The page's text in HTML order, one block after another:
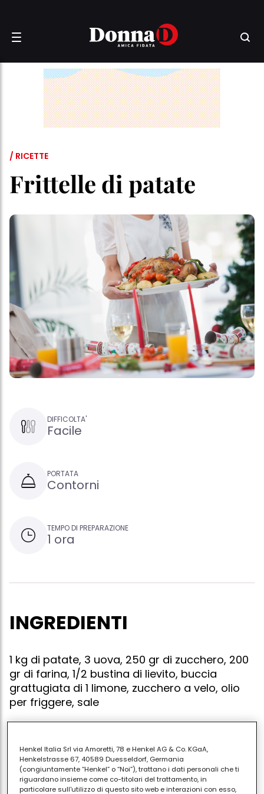
/ RICETTE
Frittelle di patate
DIFFICOLTA'
Facile
PORTATA
Contorni
TEMPO DI PREPARAZIONE
1 ora
INGREDIENTI
1 kg di patate, 3 uova, 250 gr di zucchero, 200
gr di farina, 1/2 bustina di lievito, buccia
grattugiata di 1 limone, zucchero a velo, olio
per friggere, sale
Preparare una purea con le patate lessate e farla
raffreddare. incorporarvi le uova, lo zucchero, la
farina, la buccia del limone, un pizzico di sale e il
Henkel Italia Srl via Amoretti, 78 e Henkel AG & Co. KGaA,
Henkelstrasse 67, 40589 Duesseldorf, Germania
(congiuntamente “Henkel” o “Noi”), trattano i dati personali che ti
riguardano insieme come co-titolari del trattamento, in
particolare sull'utilizzo di questo sito web e interazioni con esso,